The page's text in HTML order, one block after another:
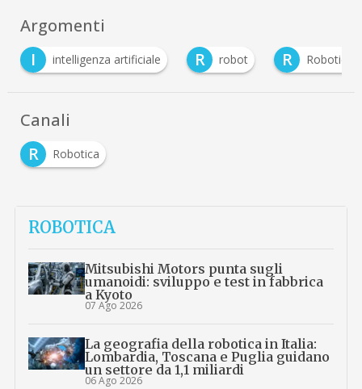
Argomenti
I
intelligenza artificiale R robot R Robotica
Canali
R
Robotica
ROBOTICA
Mitsubishi Motors punta sugli
umanoidi: sviluppo e test in fabbrica
a Kyoto
07 Ago 2026
La geografia della robotica in Italia:
Lombardia, Toscana e Puglia guidano
un settore da 1,1 miliardi
06 Ago 2026